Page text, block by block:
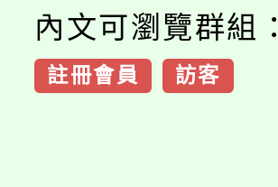
內文可瀏覽群組：
註冊會員 訪客